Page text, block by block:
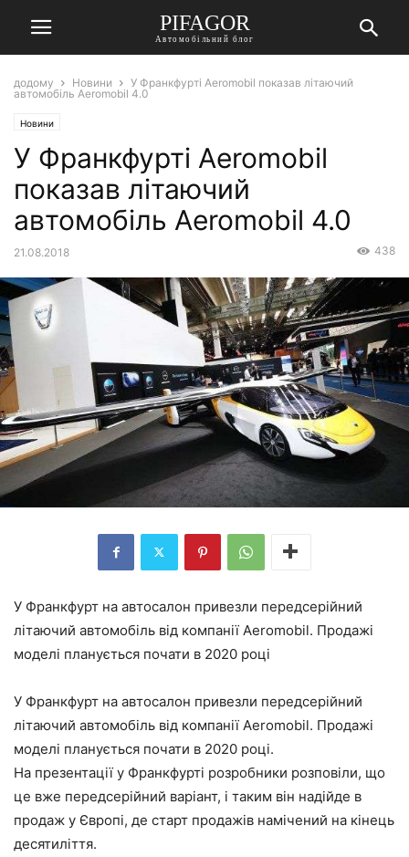
PIFAGOR
Автомобільний блог
додому Новини
У Франкфурті Aeromobil показав літаючий
автомобіль Aeromobil 4.0
Новини
У Франкфурті Aeromobil
показав літаючий
автомобіль Aeromobil 4.0
21.08.2018 438
У Франкфурт на автосалон привезли передсерійний
літаючий автомобіль від компанії Aeromobil. Продажі
моделі планується почати в 2020 році
У Франкфурт на автосалон привезли передсерійний
літаючий автомобіль від компанії Aeromobil. Продажі
моделі планується почати в 2020 році.
На презентації у Франкфурті розробники розповіли, що
це вже передсерійний варіант, і таким він надійде в
продаж у Європі, де старт продажів намічений на кінець
десятиліття.